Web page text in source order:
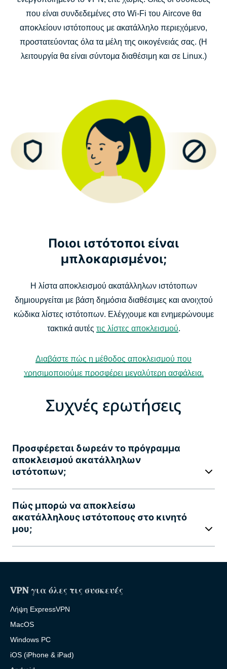
που είναι συνδεδεμένες στο Wi-Fi του Aircove θα
αποκλείουν ιστότοπους με ακατάλληλο περιεχόμενο,
προστατεύοντας όλα τα μέλη της οικογένειάς σας. (Η
λειτουργία θα είναι σύντομα διαθέσιμη και σε Linux.)
Ποιοι ιστότοποι είναι
μπλοκαρισμένοι;
Η λίστα αποκλεισμού ακατάλληλων ιστότοπων
δημιουργείται με βάση δημόσια διαθέσιμες και ανοιχτού
κώδικα λίστες ιστότοπων. Ελέγχουμε και ενημερώνουμε
τακτικά αυτές τις λίστες αποκλεισμού.
Διαβάστε πώς η μέθοδος αποκλεισμού που
χρησιμοποιούμε προσφέρει μεγαλύτερη ασφάλεια.
Συχνές ερωτήσεις
Προσφέρεται δωρεάν το πρόγραμμα
αποκλεισμού ακατάλληλων
ιστότοπων;
Πώς μπορώ να αποκλείσω
ακατάλληλους ιστότοπους στο κινητό
μου;
VPN για όλες τις συσκευές
Λήψη ExpressVPN
MacOS
Windows PC
iOS (iPhone & iPad)